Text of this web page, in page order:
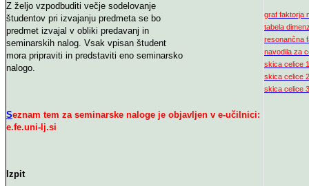
Z željo vzpodbuditi večje sodelovanje
študentov pri izvajanju predmeta se bo
predmet izvajal v obliki predavanj in
seminarskih nalog. Vsak vpisan študent
mora pripraviti in predstaviti eno seminarsko
nalogo.
Seznam tem za seminarske naloge je objavljen v e-učilnici:
e.fe.uni-lj.si
Izpit
graf faktorja
tabela
resonančna
navodila za
skica celice 1
skica celice 2
skica celice 3